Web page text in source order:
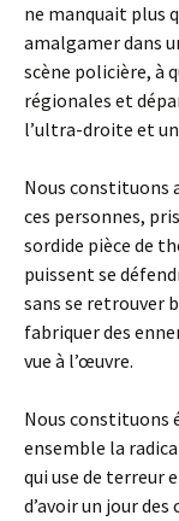
ne manquait plus
amalgamer dans
scène policière, à
régionales et
l’ultra-droite et
Nous constituons
ces personnes,
sordide pièce de
puissent se
sans se retrouver
fabriquer des
vue à l’œuvre.
Nous constituons
ensemble la
qui use de terreur
d’avoir un jour